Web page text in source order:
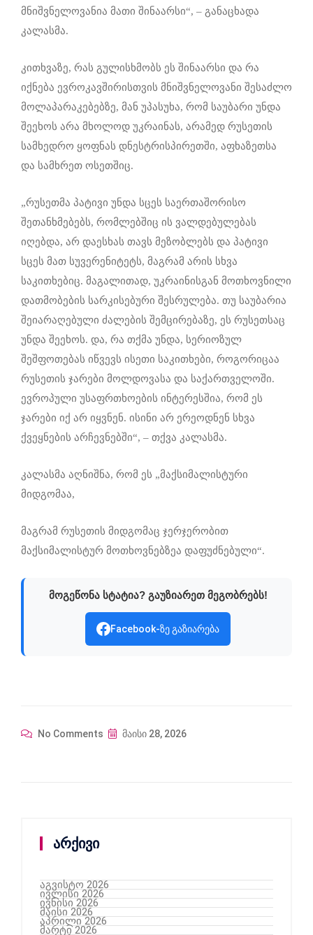
მნიშვნელოვანია მათი შინაარსი“, – განაცხადა
კალასმა.
კითხვაზე, რას გულისხმობს ეს შინაარსი და რა
იქნება ევროკავშირისთვის მნიშვნელოვანი შესაძლო
მოლაპარაკებებზე, მან უპასუხა, რომ საუბარი უნდა
შეეხოს არა მხოლოდ უკრაინას, არამედ რუსეთის
სამხედრო ყოფნას დნესტრისპირეთში, აფხაზეთსა
და სამხრეთ ოსეთშიც.
„რუსეთმა პატივი უნდა სცეს საერთაშორისო
შეთანხმებებს, რომლებშიც ის ვალდებულებას
იღებდა, არ დაესხას თავს მეზობლებს და პატივი
სცეს მათ სუვერენიტეტს, მაგრამ არის სხვა
საკითხებიც. მაგალითად, უკრაინისგან მოთხოვნილი
დათმობების სარკისებური შესრულება. თუ საუბარია
შეიარაღებული ძალების შემცირებაზე, ეს რუსეთსაც
უნდა შეეხოს. და, რა თქმა უნდა, სერიოზულ
შეშფოთებას იწვევს ისეთი საკითხები, როგორიცაა
რუსეთის ჯარები მოლდოვასა და საქართველოში.
ევროპული უსაფრთხოების ინტერესშია, რომ ეს
ჯარები იქ არ იყვნენ. ისინი არ ერეოდნენ სხვა
ქვეყნების არჩევნებში“, – თქვა კალასმა.
კალასმა აღნიშნა, რომ ეს „მაქსიმალისტური
მიდგომაა,
მაგრამ რუსეთის მიდგომაც ჯერჯერობით
მაქსიმალისტურ მოთხოვნებზეა დაფუძნებული“.
მოგეწონა სტატია? გაუზიარეთ მეგობრებს!
Facebook-ზე გაზიარება
No Comments მაისი 28, 2026
არქივი
აგვისტო 2026
ივლისი 2026
ივნისი 2026
მაისი 2026
აპრილი 2026
მარტი 2026